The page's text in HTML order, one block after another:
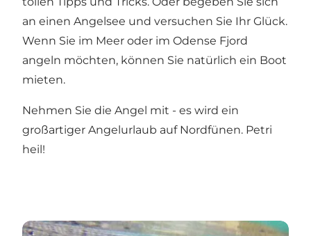
an einen Angelsee und versuchen Sie Ihr Glück.
Wenn Sie im Meer oder im Odense Fjord
angeln möchten, können Sie natürlich ein Boot
mieten.
Nehmen Sie die Angel mit - es wird ein
großartiger Angelurlaub auf Nordfünen. Petri
heil!
Die besten Angelplätze und Angelseen